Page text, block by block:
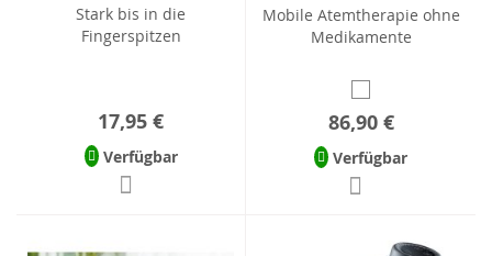
Stark bis in die
Fingerspitzen
17,95 €
Verfügbar
Mobile Atemtherapie ohne
Medikamente
86,90 €
Verfügbar